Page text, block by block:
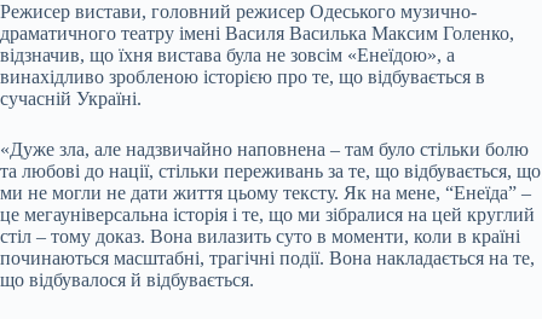
Режисер вистави, головний режисер Одеського музично-
драматичного театру імені Василя Василька Максим Голенко,
відзначив, що їхня вистава була не зовсім «Енеїдою», а
винахідливо зробленою історією про те, що відбувається в
сучасній Україні.
«Дуже зла, але надзвичайно наповнена – там було стільки болю
та любові до нації, стільки переживань за те, що відбувається, що
ми не могли не дати життя цьому тексту. Як на мене, “Енеїда” –
це мегауніверсальна історія і те, що ми зібралися на цей круглий
стіл – тому доказ. Вона вилазить суто в моменти, коли в країні
починаються масштабні, трагічні події. Вона накладається на те,
що відбувалося й відбувається.